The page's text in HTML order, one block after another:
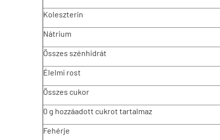
Koleszterin
Nátrium
Összes szénhidrát
Élelmi rost
Összes cukor
0 g hozzáadott cukrot tartalmaz
Fehérje